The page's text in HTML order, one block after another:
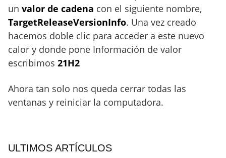
un valor de cadena con el siguiente nombre,
TargetReleaseVersionInfo. Una vez creado
hacemos doble clic para acceder a este nuevo
calor y donde pone Información de valor
escribimos 21H2
Ahora tan solo nos queda cerrar todas las
ventanas y reiniciar la computadora.
ULTIMOS ARTÍCULOS